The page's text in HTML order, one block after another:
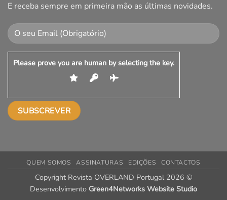
E receba sempre em primeira mão as últimas novidades.
Please prove you are human by selecting the key.
QUEM SOMOS ASSINATURAS EDIÇÕES CONTACTOS
Copyright Revista OVERLAND Portugal 2026 ©
Desenvolvimento Green4Networks Website Studio